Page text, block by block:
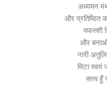
अध्ययन
और प्रतिष्ठित
पफस्शी
और
नारी
मिटा स्वयं
सत्य हूँ